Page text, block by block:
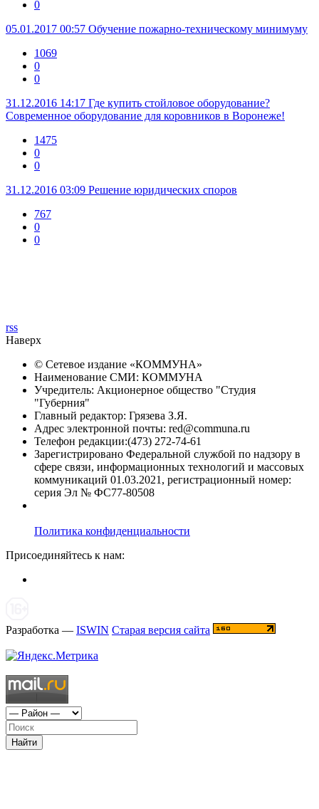
0
05.01.2017 00:57 Обучение пожарно-техническому минимуму
1069
0
0
31.12.2016 14:17 Где купить стойловое оборудование?
Современное оборудование для коровников в Воронеже!
1475
0
0
31.12.2016 03:09 Решение юридических споров
767
0
0
rss
Наверх
© Сетевое издание «КОММУНА»
Наименование СМИ: КОММУНА
Учредитель: Акционерное общество "Студия
"Губерния"
Главный редактор: Грязева З.Я.
Адрес электронной почты: red@communa.ru
Телефон редакции:(473) 272-74-61
Зарегистрировано Федеральной службой по надзору в
сфере связи, информационных технологий и массовых
коммуникаций 01.03.2021, регистрационный номер:
серия Эл № ФС77-80508
Политика конфиденциальности
Присоединяйтесь к нам:
Разработка — ISWIN Старая версия сайта
Найти